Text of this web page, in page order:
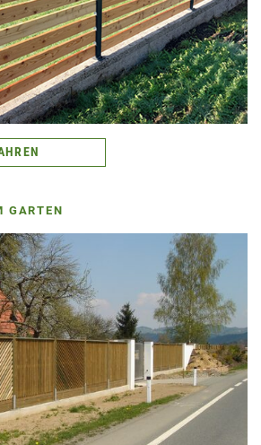
GARTEN